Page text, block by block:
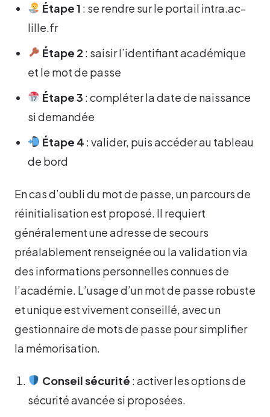
Étape 1 : se rendre sur le portail intra.ac-
lille.fr
Étape 2 : saisir l’identifiant académique
et le mot de passe
Étape 3 : compléter la date de naissance
si demandée
Étape 4 : valider, puis accéder au tableau
de bord
En cas d’oubli du mot de passe, un parcours de
réinitialisation est proposé. Il requiert
généralement une adresse de secours
préalablement renseignée ou la validation via
des informations personnelles connues de
l’académie. L’usage d’un mot de passe robuste
et unique est vivement conseillé, avec un
gestionnaire de mots de passe pour simplifier
la mémorisation.
Conseil sécurité : activer les options de
sécurité avancée si proposées.